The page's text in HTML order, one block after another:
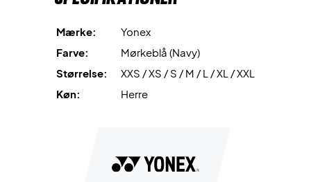
Mærke:
Yonex
Farve:
Mørkeblå (Navy)
Størrelse:
XXS / XS / S / M / L / XL / XXL
Køn:
Herre